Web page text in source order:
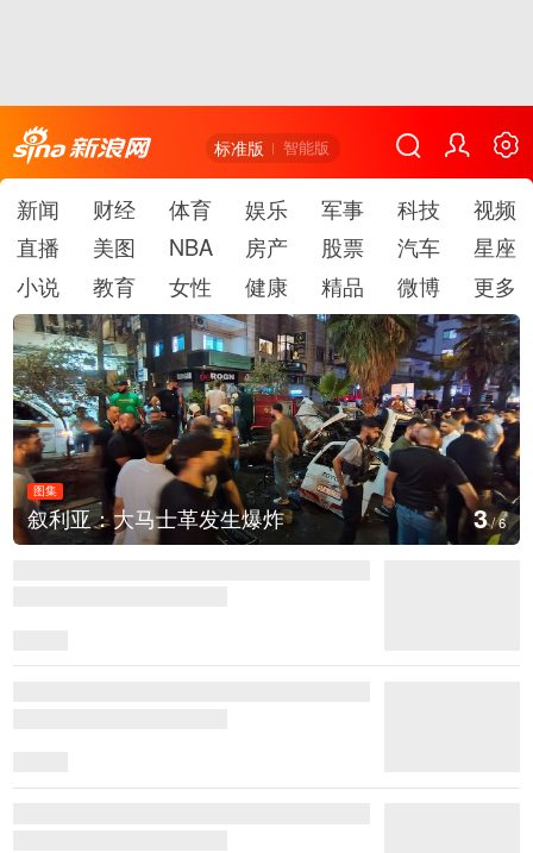
标准版 智能版
新闻 财经 体育 娱乐 军事 科技
视频
直播
美图 NBA 房产 股票 汽车
星座
小说
教育 女性 健康 精品 微博 更多
图集
叙利亚：大马士革发生爆炸 3/6